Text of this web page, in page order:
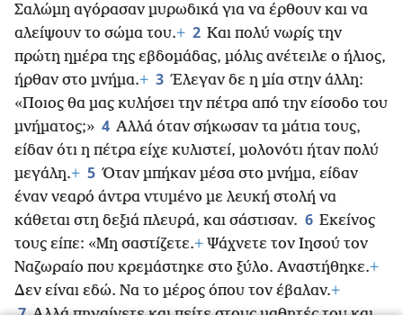
Σαλώμη αγόρασαν μυρωδικά για να έρθουν και να
αλείψουν το σώμα του.+ 2 Και πολύ νωρίς την
πρώτη ημέρα της εβδομάδας, μόλις ανέτειλε ο ήλιος,
ήρθαν στο μνήμα.+ 3 Έλεγαν δε η μία στην άλλη:
«Ποιος θα μας κυλήσει την πέτρα από την είσοδο του
μνήματος;» 4 Αλλά όταν σήκωσαν τα μάτια τους,
είδαν ότι η πέτρα είχε κυλιστεί, μολονότι ήταν πολύ
μεγάλη.+ 5 Όταν μπήκαν μέσα στο μνήμα, είδαν
έναν νεαρό άντρα ντυμένο με λευκή στολή να
κάθεται στη δεξιά πλευρά, και σάστισαν. 6 Εκείνος
τους είπε: «Μη σαστίζετε.+ Ψάχνετε τον Ιησού τον
Ναζωραίο που κρεμάστηκε στο ξύλο. Αναστήθηκε.+
Δεν είναι εδώ. Να το μέρος όπου τον έβαλαν.+
7 Αλλά πηγαίνετε και πείτε στους μαθητές του και